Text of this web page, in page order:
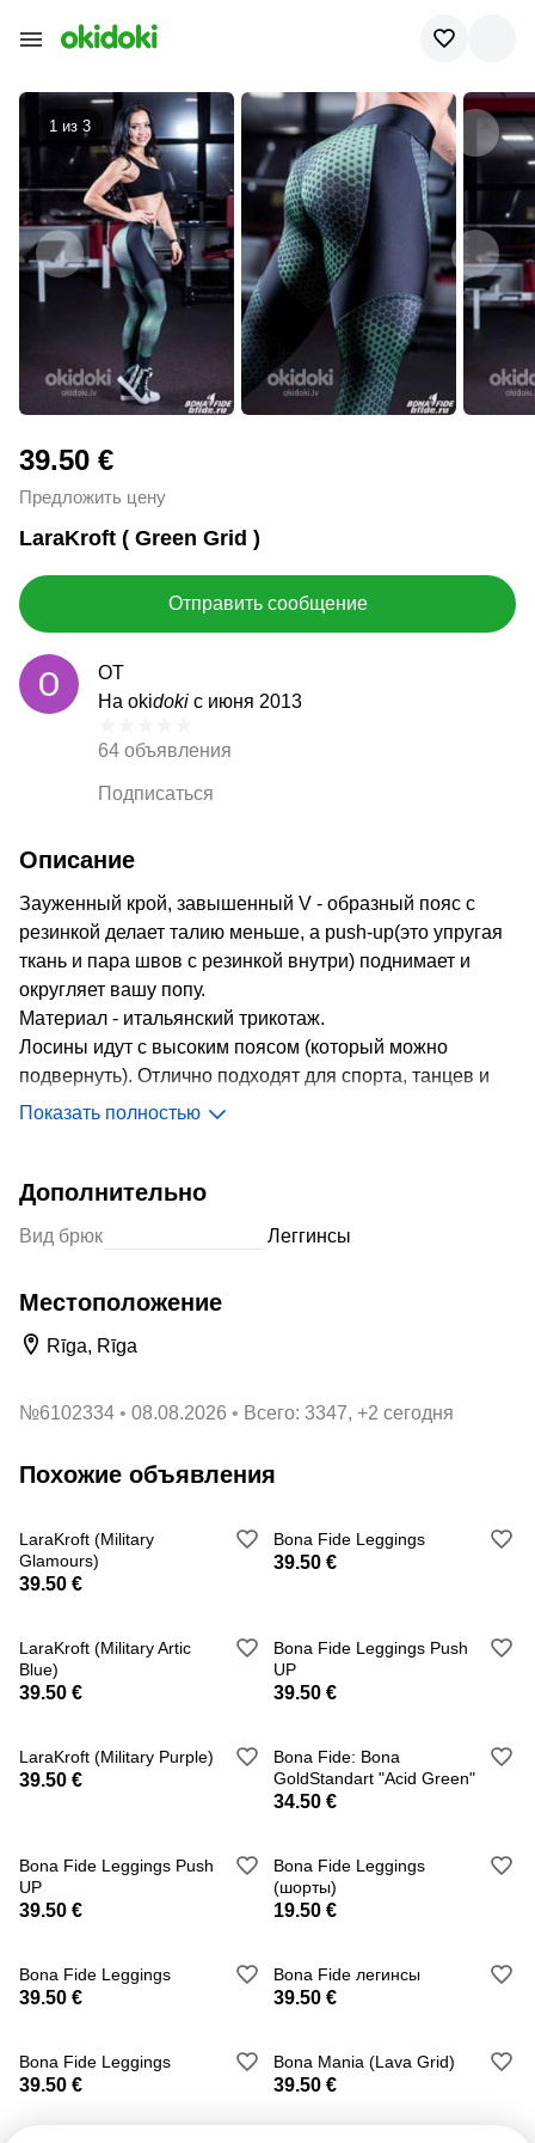
1 из 3
39.50 €
Предложить цену
LaraKroft ( Green Grid )
Отправить сообщение
ОТ
На okidoki с июня 2013
64 объявления
Подписаться
Описание
Зауженный крой, завышенный V - образный пояс с
резинкой делает талию меньше, а push-up(это упругая
ткань и пара швов с резинкой внутри) поднимает и
округляет вашу попу.
Материал - итальянский трикотаж.
Лосины идут с высоким поясом (который можно
подвернуть). Отлично подходят для спорта, танцев и
отдыха.
Показать полностью
Дополнительно
Вид брюк Леггинсы
Местоположение
Rīga, Rīga
№6102334 08.08.2026 Всего: 3347, +2 сегодня
Похожие объявления
LaraKroft (Military
Glamours)
39.50 €
Bona Fide Leggings
39.50 €
LaraKroft (Military Artic
Blue)
39.50 €
Bona Fide Leggings Push
UP
39.50 €
LaraKroft (Military Purple)
39.50 €
Bona Fide: Bona
GoldStandart "Acid Green"
34.50 €
Bona Fide Leggings Push
UP
39.50 €
Bona Fide Leggings
(шорты)
19.50 €
Bona Fide Leggings
39.50 €
Bona Fide легинсы
39.50 €
Bona Fide Leggings
39.50 €
Bona Mania (Lava Grid)
39.50 €